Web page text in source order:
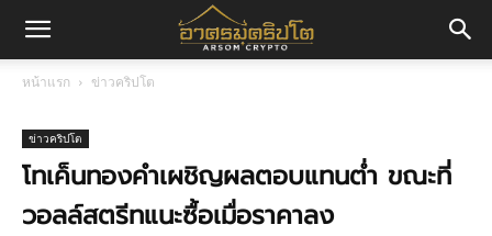
มค
หน้าแรก ข่าวคริปโต
ข่าวคริปโต
โทเค็นทองคำเผชิญผลตอบแทนต่ำ ขณะที่
วอลล์สตรีทแนะซื้อเมื่อราคาลง